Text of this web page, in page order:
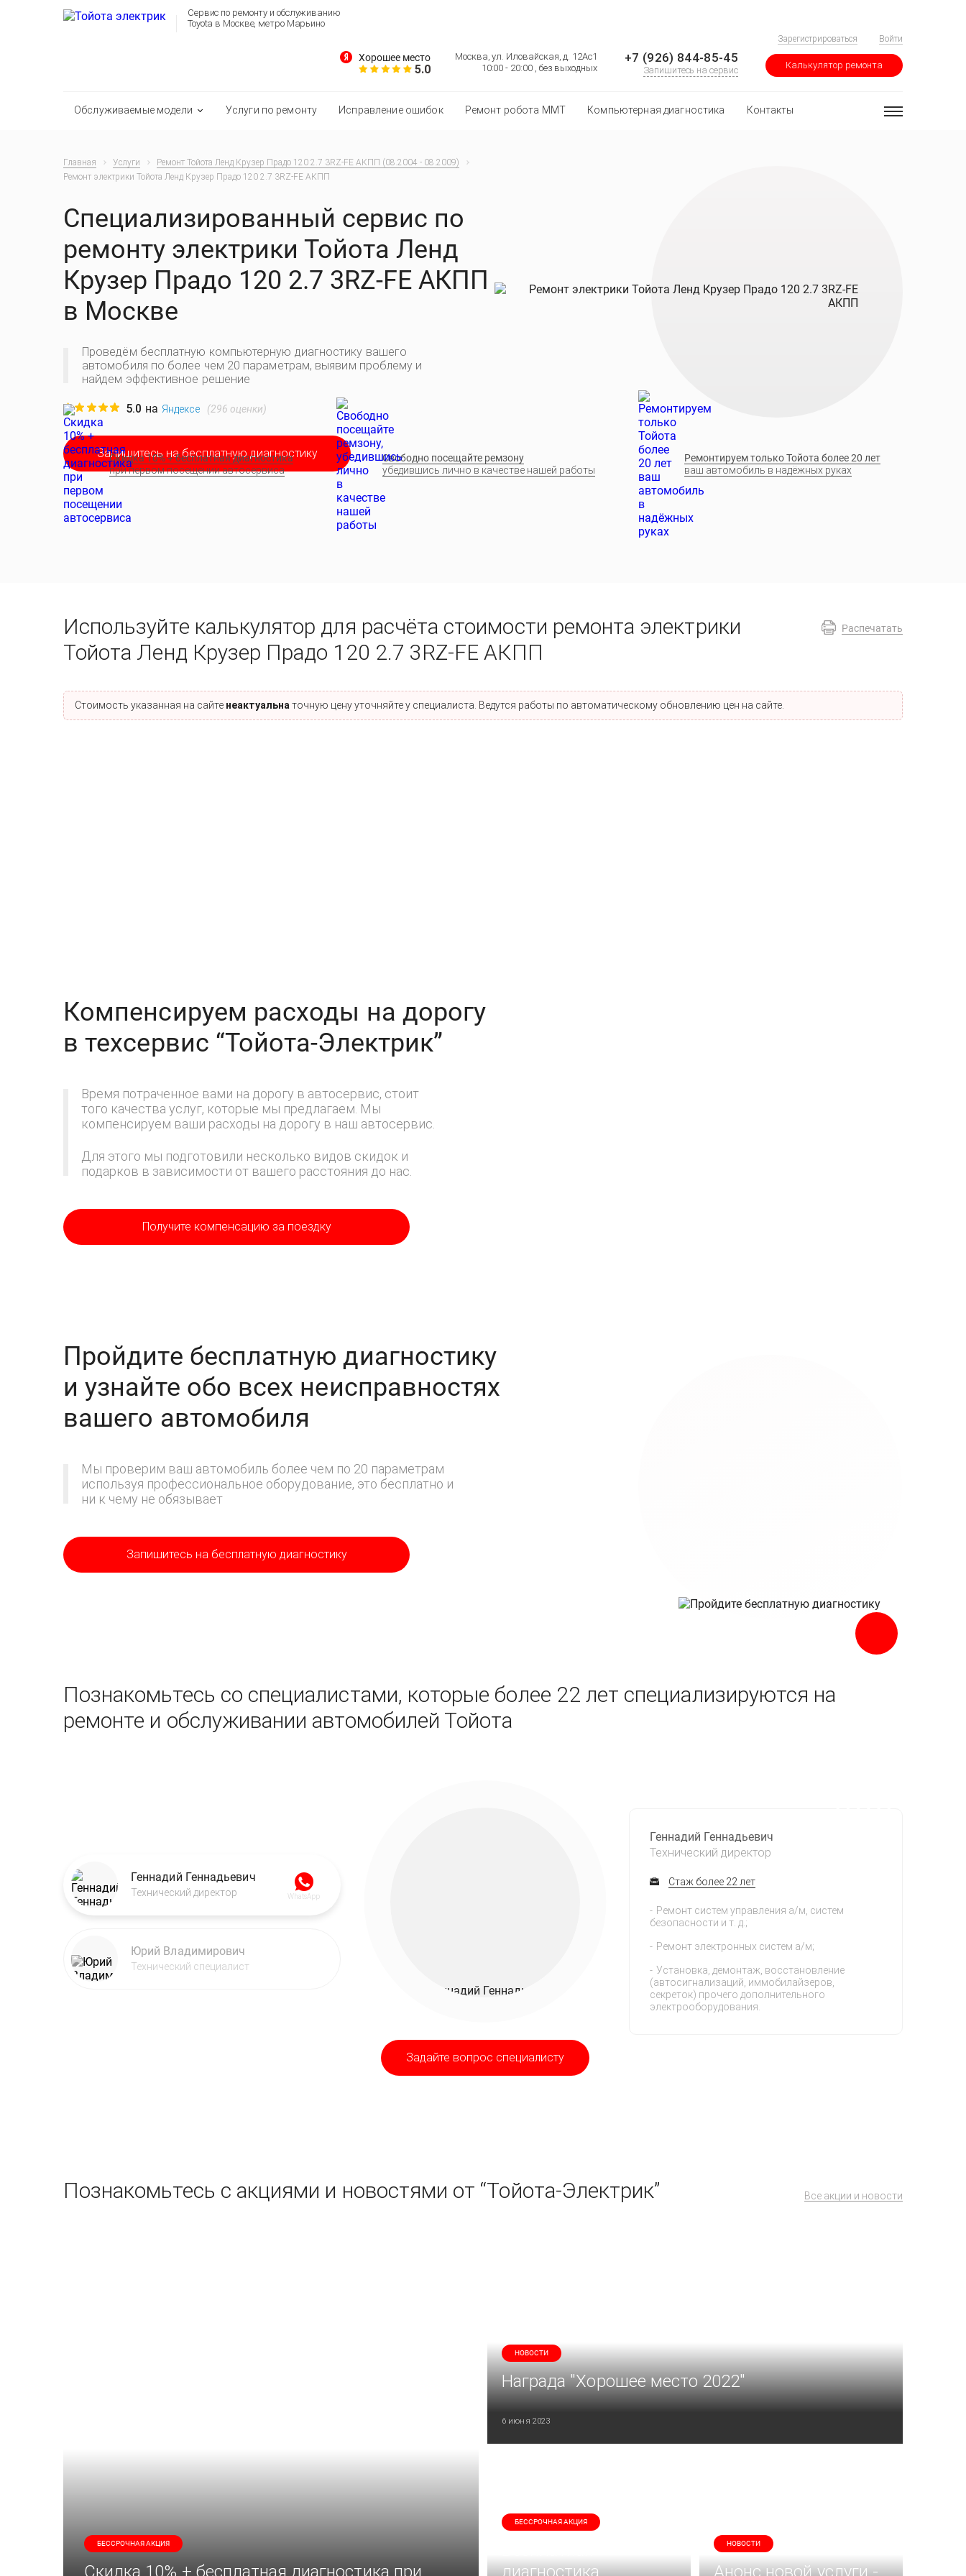
Сервис по ремонту и обслуживанию
Toyota в Москве, метро Марьино
Зарегистрироваться Войти
Хорошее место
5.0
Москва, ул. Иловайская, д. 12Ас1
10:00 - 20:00 , без выходных
+7 (926) 844-85-45
Запишитесь на сервис Калькулятор ремонта
Обслуживаемые модели Услуги по ремонту Исправление ошибок Ремонт робота MMT Компьютерная диагностика Контакты
Главная Услуги
Ремонт Тойота Ленд Крузер Прадо 120 2.7 3RZ-FE АКПП (08.2004 - 08.2009)
Ремонт электрики Тойота Ленд Крузер Прадо 120 2.7 3RZ-FE АКПП
Специализированный сервис по
ремонту электрики Тойота Ленд
Крузер Прадо 120 2.7 3RZ-FE АКПП
в Москве
Проведём бесплатную компьютерную диагностику вашего
автомобиля по более чем 20 параметрам, выявим проблему и
найдем эффективное решение
5.0 на Яндексе (296 оценки)
Запишитесь на бесплатную диагностику
Скидка 10% + бесплатная диагностика
при первом посещении автосервиса
Свободно посещайте ремзону
убедившись лично в качестве нашей работы
Ремонтируем только Тойота более 20 лет
ваш автомобиль в надёжных руках
Распечатать
Используйте калькулятор для расчёта стоимости ремонта электрики
Тойота Ленд Крузер Прадо 120 2.7 3RZ-FE АКПП
Стоимость указанная на сайте неактуальна точную цену уточняйте у специалиста. Ведутся работы по автоматическому обновлению цен на сайте.
Компенсируем расходы на дорогу
в техсервис “Тойота-Электрик”
Время потраченное вами на дорогу в автосервис, стоит
того качества услуг, которые мы предлагаем. Мы
компенсируем ваши расходы на дорогу в наш автосервис.
Для этого мы подготовили несколько видов скидок и
подарков в зависимости от вашего расстояния до нас.
Получите компенсацию за поездку
Пройдите бесплатную диагностику
и узнайте обо всех неисправностях
вашего автомобиля
Мы проверим ваш автомобиль более чем по 20 параметрам
используя профессиональное оборудование, это бесплатно и
ни к чему не обязывает
Запишитесь на бесплатную диагностику
Познакомьтесь со специалистами, которые более 22 лет специализируются на
ремонте и обслуживании автомобилей Тойота
Геннадий Геннадьевич
Технический директор WhatsApp
Юрий Владимирович
Технический специалист
Задайте вопрос специалисту
Геннадий Геннадьевич
Технический директор
Стаж более 22 лет
Ремонт систем управления а/м, систем
безопасности и т. д.;
Ремонт электронных систем а/м;
Установка, демонтаж, восстановление
(автосигнализаций, иммобилайзеров,
секреток) прочего дополнительного
электрооборудования.
Все акции и новости
Познакомьтесь с акциями и новостями от “Тойота-Электрик”
БЕССРОЧНАЯ АКЦИЯ
Скидка 10% + бесплатная диагностика при
НОВОСТИ
Награда "Хорошее место 2022"
6 июня 2023
БЕССРОЧНАЯ АКЦИЯ
диагностика
НОВОСТИ
Анонс новой услуги -